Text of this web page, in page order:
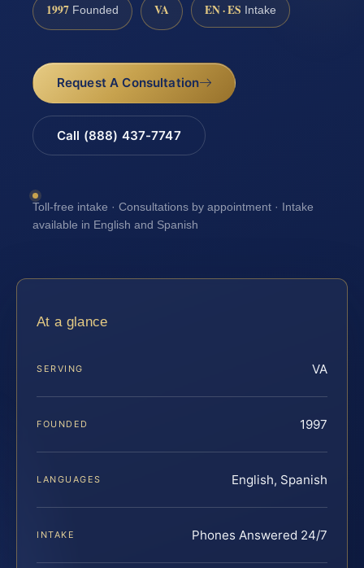
1997 Founded VA EN · ES Intake
Request A Consultation
Call (888) 437-7747
Toll-free intake · Consultations by appointment · Intake
available in English and Spanish
At a glance
SERVING VA
FOUNDED 1997
LANGUAGES English, Spanish
INTAKE Phones Answered 24/7